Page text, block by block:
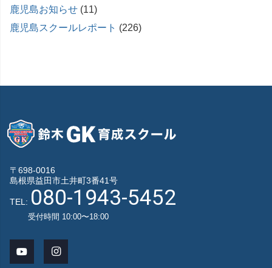
鹿児島お知らせ (11)
鹿児島スクールレポート (226)
〒698-0016
島根県益田市土井町3番41号
TEL: 080-1943-5452
受付時間 10:00〜18:00